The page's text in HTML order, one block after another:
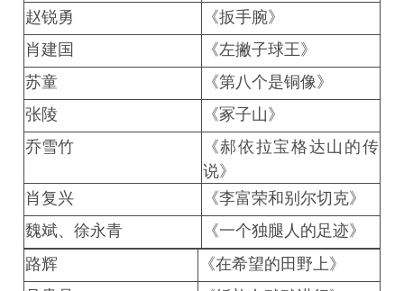
赵锐勇
《扳手腕》
肖建国
《左撇子球王》
苏童
《第八个是铜像》
张陵
《冢子山》
乔雪竹
《郝依拉宝格达山的传
说》
肖复兴
《李富荣和别尔切克》
魏斌、徐永青
《一个独腿人的足迹》
路辉
《在希望的田野上》